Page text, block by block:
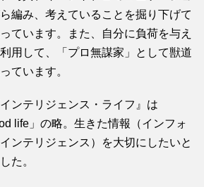
編み、考えていることを掘り下げて
ています。また、自分に負荷を与え
用して、「プロ無謀家」として獣道
ています。
ンテリジェンス・ライフ』は
life」の略。生きた情報（インフォ
ンテリジェンス）を大切にしたいと
た。